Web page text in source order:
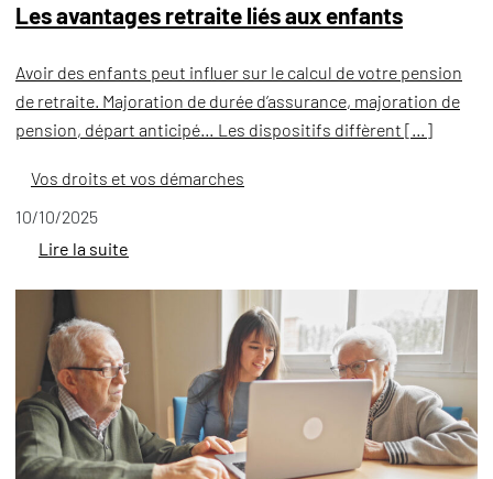
Les avantages retraite liés aux enfants
Avoir des enfants peut influer sur le calcul de votre pension
de retraite. Majoration de durée d’assurance, majoration de
pension, départ anticipé… Les dispositifs diffèrent […]
Vos droits et vos démarches
10/10/2025
Lire la suite